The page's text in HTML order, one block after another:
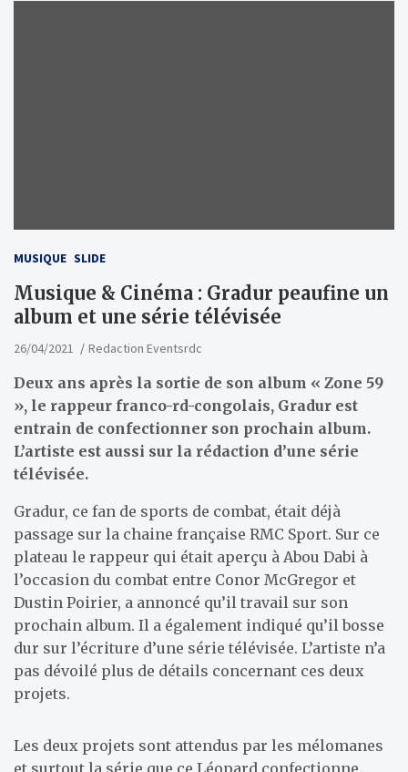
MUSIQUE SLIDE
Musique & Cinéma : Gradur peaufine un
album et une série télévisée
26/04/2021 Redaction Eventsrdc
Deux ans après la sortie de son album « Zone 59
», le rappeur franco-rd-congolais, Gradur est
entrain de confectionner son prochain album.
L’artiste est aussi sur la rédaction d’une série
télévisée.
Gradur, ce fan de sports de combat, était déjà
passage sur la chaine française RMC Sport. Sur ce
plateau le rappeur qui était aperçu à Abou Dabi à
l’occasion du combat entre Conor McGregor et
Dustin Poirier, a annoncé qu’il travail sur son
prochain album. Il a également indiqué qu’il bosse
dur sur l’écriture d’une série télévisée. L’artiste n’a
pas dévoilé plus de détails concernant ces deux
projets.
Les deux projets sont attendus par les mélomanes
et surtout la série que ce Léopard confectionne.